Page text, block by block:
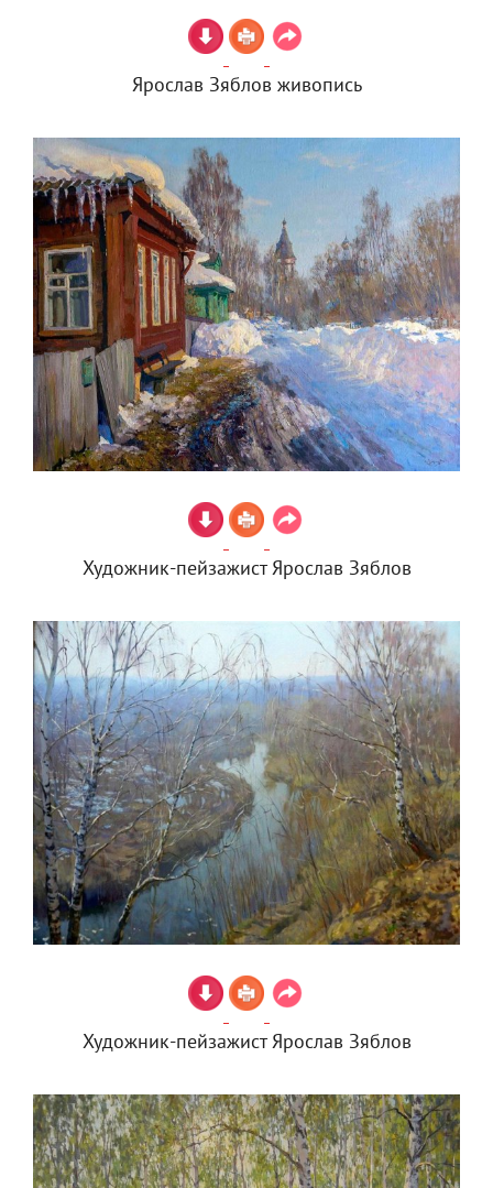
Ярослав Зяблов живопись
Художник-пейзажист Ярослав Зяблов
Художник-пейзажист Ярослав Зяблов